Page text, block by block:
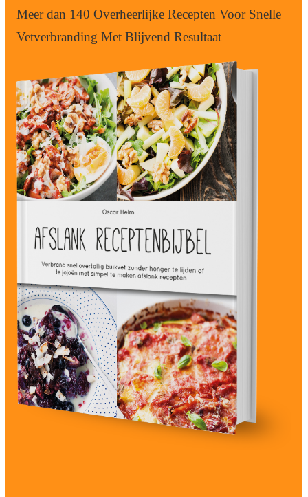
Meer dan 140 Overheerlijke Recepten Voor Snelle
Vetverbranding Met Blijvend Resultaat